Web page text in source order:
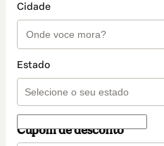
Cidade
Estado
Cupom de desconto